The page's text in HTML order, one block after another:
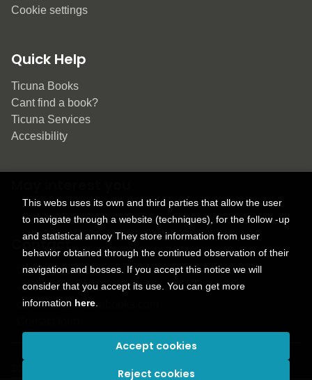
Cookie settings
Quick Help
Ticuna Books
Cant find a book?
Ticuna Services
Accesibility
Contact
9150 Tahoma St.
+1 614-707-9934
contactus@ticunabooks.com
. All rights reserved |
This webs uses its own and third parties that allow the user
to navigate through a website (techniques), for the follow -up
and statistical annoy They store information from user
behavior obtained through the continued observation of their
navigation and bosses. If you accept this notice we will
consider that you accept its use. You can get more
information here
Reject cookies
Accept cookies